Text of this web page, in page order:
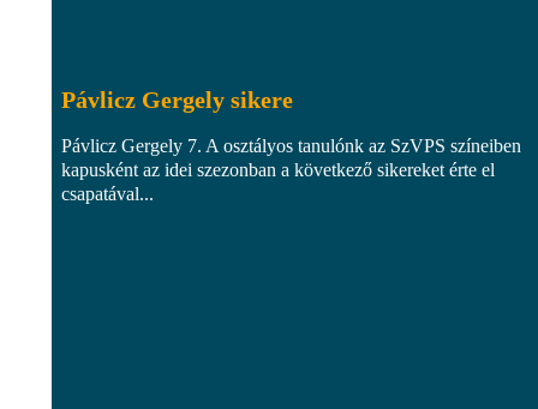
Pávlicz Gergely sikere
Pávlicz Gergely 7. A osztályos tanulónk az SzVPS színeiben
kapusként az idei szezonban a következő sikereket érte el
csapatával...